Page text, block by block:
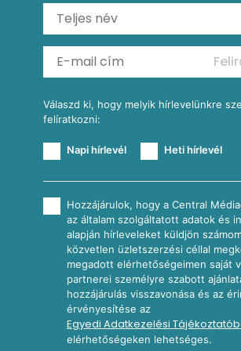
Ratatouille
Almás-kéksajtos kukoricasaláta
Köretek
Reggeli receptek
Válaszd ki, hogy melyik hírlevelünkre
felíratkozni:
Napi hírlevél Heti hírlevél
Hozzájárulok, hogy a Central
az általam szolgáltatott adatok és
alapján hírleveleket küldjön
közvetlen üzletszerzési céllal
megadott elérhetőségeimen saját
partnerei személyre szabott
hozzájárulás visszavonása és az
érvényesítése az
Egyedi Adatkezelési
elérhetőségeken lehetséges.